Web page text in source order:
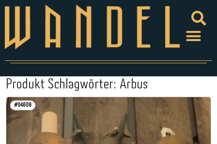
Produkt Schlagwörter: Arbus
#04608